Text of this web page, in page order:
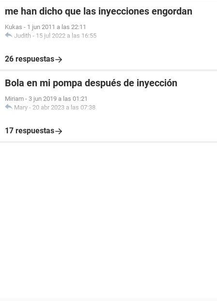
me han dicho que las inyecciones engordan
Kukas - 1 jun 2011 a las 22:11
Judith - 15 jul 2022 a las 16:55
26 respuestas
Bola en mi pompa después de inyección
Miriam - 3 jun 2019 a las 01:21
Mary - 20 abr 2023 a las 07:38
17 respuestas